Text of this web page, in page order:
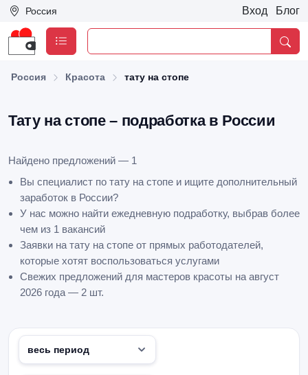
Россия Вход Блог
Россия Красота тату на стопе
Тату на стопе – подработка в России
Найдено предложений — 1
Вы специалист по тату на стопе и ищите дополнительный
заработок в России?
У нас можно найти ежедневную подработку, выбрав более
чем из 1 вакансий
Заявки на тату на стопе от прямых работодателей,
которые хотят воспользоваться услугами
Свежих предложений для мастеров красоты на август
2026 года — 2 шт.